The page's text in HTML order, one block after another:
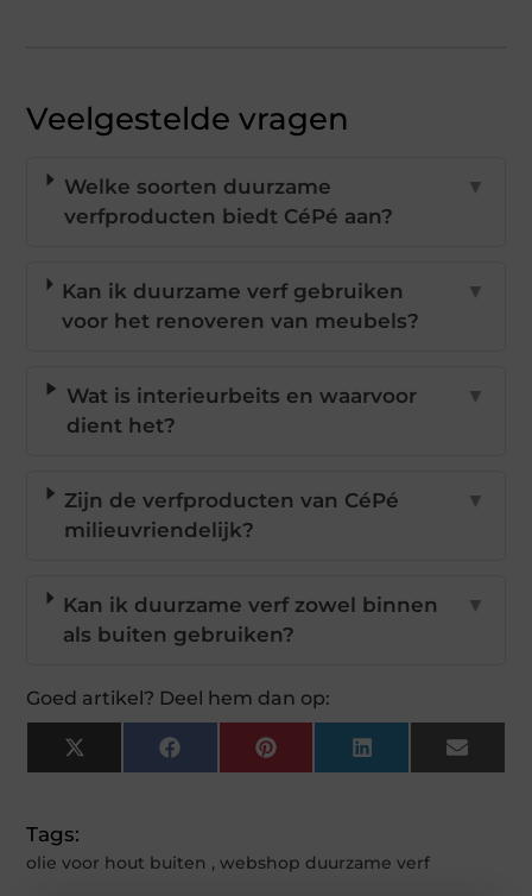
Veelgestelde vragen
Welke soorten duurzame
verfproducten biedt CéPé aan?
▼
Kan ik duurzame verf gebruiken
voor het renoveren van meubels?
▼
Wat is interieurbeits en waarvoor
dient het?
▼
Zijn de verfproducten van CéPé
milieuvriendelijk?
▼
Kan ik duurzame verf zowel binnen
als buiten gebruiken?
▼
Goed artikel? Deel hem dan op:
X
(Twitter)
FacebookPinterestLinkedInEmail
Tags:
olie voor hout buiten ,webshop duurzame verf